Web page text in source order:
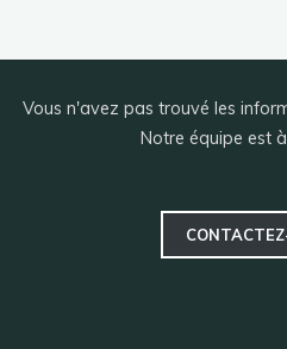
?"
Vous n'avez pas trouvé les
Notre équipe est